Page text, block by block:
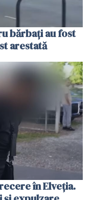
bărbați au fost
arestată
în Elveția.